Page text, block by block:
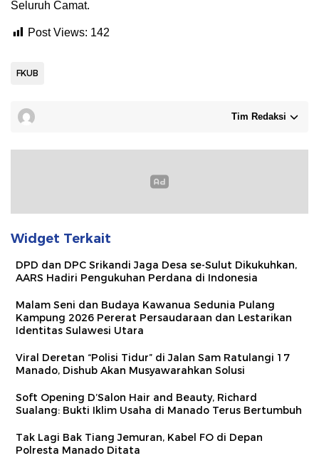
Seluruh Camat.
Post Views: 142
FKUB
Tim Redaksi
Widget Terkait
DPD dan DPC Srikandi Jaga Desa se-Sulut Dikukuhkan,
AARS Hadiri Pengukuhan Perdana di Indonesia
Malam Seni dan Budaya Kawanua Sedunia Pulang
Kampung 2026 Pererat Persaudaraan dan Lestarikan
Identitas Sulawesi Utara
Viral Deretan “Polisi Tidur” di Jalan Sam Ratulangi 17
Manado, Dishub Akan Musyawarahkan Solusi
Soft Opening D’Salon Hair and Beauty, Richard
Sualang: Bukti Iklim Usaha di Manado Terus Bertumbuh
Tak Lagi Bak Tiang Jemuran, Kabel FO di Depan
Polresta Manado Ditata